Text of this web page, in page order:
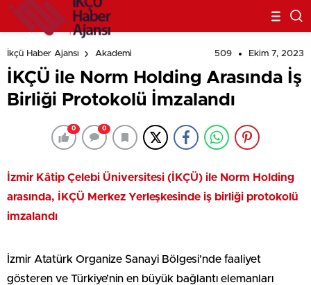
İkçü Haber Ajansı Akademi 509 Ekim 7, 2023
İKÇÜ ile Norm Holding Arasında İş
Birliği Protokolü İmzalandı
0 0
İzmir Kâtip Çelebi Üniversitesi (İKÇÜ) ile Norm Holding
arasında, İKÇÜ Merkez Yerleşkesinde iş birliği protokolü
imzalandı
İzmir Atatürk Organize Sanayi Bölgesi’nde faaliyet
gösteren ve Türkiye’nin en büyük bağlantı elemanları